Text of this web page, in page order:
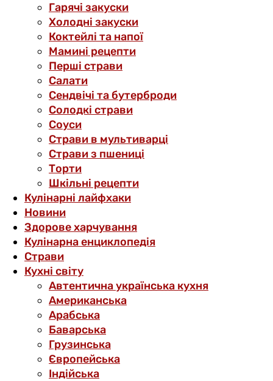
Гарячі закуски
Холодні закуски
Коктейлі та напої
Мамині рецепти
Перші страви
Салати
Сендвічі та бутерброди
Солодкі страви
Соуси
Страви в мультиварці
Страви з пшениці
Торти
Шкільні рецепти
Кулінарні лайфхаки
Новини
Здорове харчування
Кулінарна енциклопедія
Страви
Кухні світу
Автентична українська кухня
Американська
Арабська
Баварська
Грузинська
Європейська
Індійська